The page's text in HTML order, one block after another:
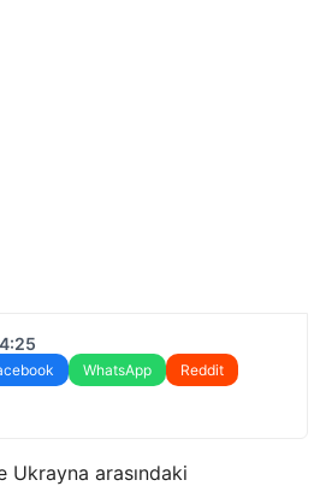
WhatsApp
Reddit
Ukrayna arasındaki